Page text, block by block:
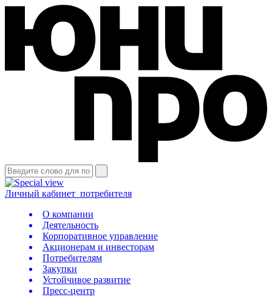
Личный кабинет потребителя
О компании
Деятельность
Корпоративное управление
Акционерам и инвесторам
Потребителям
Закупки
Устойчивое развитие
Пресс-центр